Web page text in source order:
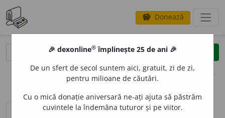
savings Donează
clear
opțiuni
definiții (1) pronunțievolume_up (22)
🎉 dexonline® împlinește 25 de ani 🎉
De un sfert de secol suntem aici, gratuit, zi de zi,
pentru milioane de căutări.
Cu o mică donație aniversară ne-ați ajuta să păstrăm
cuvintele la îndemâna tuturor și pe viitor.